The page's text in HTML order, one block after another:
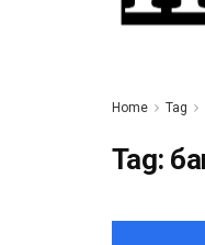
Home Tag
Tag: